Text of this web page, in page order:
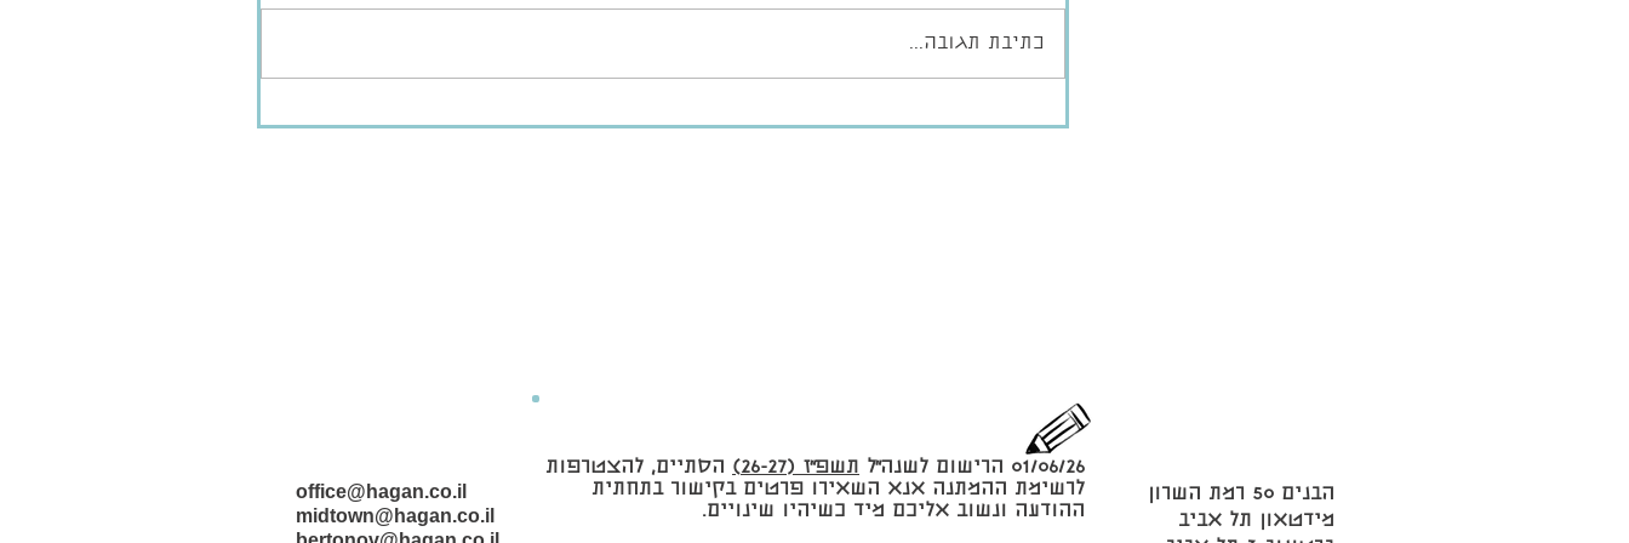
כתיבת תגובה...
office@hagan.co.il
midtown@hagan.co.il
הבנים 50 רמת השרון
מידטאון תל אביב
01/06/26 הרישום לשנה״ל תשפ״ז (26-27)
הסתיים, להצטרפות
לרשימת ההמתנה אנא השאירו פרטים בקישור בתחתית
ההודעה ונשוב אליכם מיד כשיהיו שינויים.